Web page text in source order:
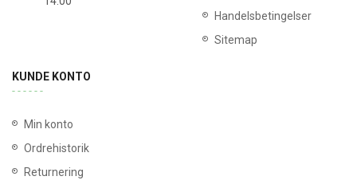
Handelsbetingelser
Sitemap
KUNDE KONTO
Min konto
Ordrehistorik
Returnering